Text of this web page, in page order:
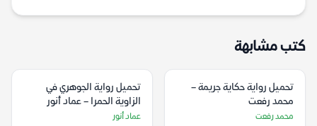
كتب مشابهة
تحميل رواية حكاية جريمة –
محمد رفعت
محمد رفعت
تحميل رواية الجوهري في
الزاوية الحمرا – عماد أنور
عماد أنور